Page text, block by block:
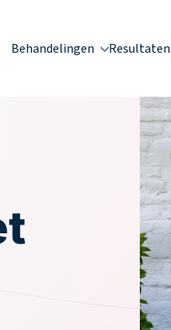
Behandelingen Resultaten